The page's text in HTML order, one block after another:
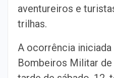
aventureiros e
trilhas.
A ocorrência
Bombeiros Militar de